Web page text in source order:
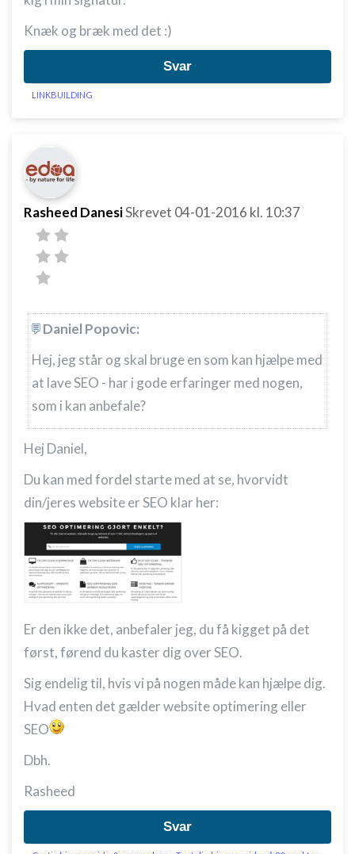
Knæk og bræk med det :)
Svar
LINKBUILDING
Rasheed DanesiSkrevet 04-01-2016 kl. 10:37
Daniel Popovic:
Hej, jeg står og skal bruge en som kan hjælpe med
at lave SEO - har i gode erfaringer med nogen,
som i kan anbefale?
Hej Daniel,
Du kan med fordel starte med at se, hvorvidt
din/jeres website er SEO klar her:
Er den ikke det, anbefaler jeg, du få kigget på det
først, førend du kaster dig over SEO.
Sig endelig til, hvis vi på nogen måde kan hjælpe dig.
Hvad enten det gælder website optimering eller
SEO
Dbh.
Rasheed
Svar